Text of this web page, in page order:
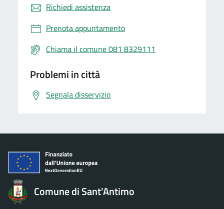
Richiedi assistenza
Prenota appuntamento
Chiama il comune 081 8329111
Problemi in città
Segnala disservizio
Comune di Sant'Antimo